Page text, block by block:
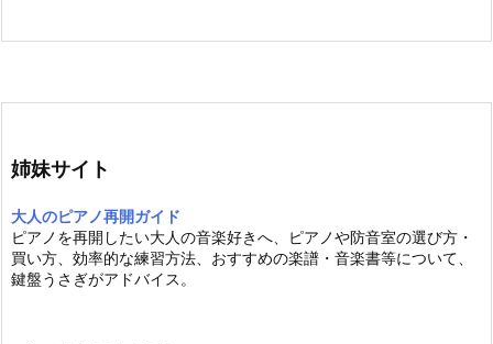
姉妹サイト
大人のピアノ再開ガイド
ピアノを再開したい大人の音楽好きへ、ピアノや防音室の選び方・
買い方、効率的な練習方法、おすすめの楽譜・音楽書等について、
鍵盤うさぎがアドバイス。